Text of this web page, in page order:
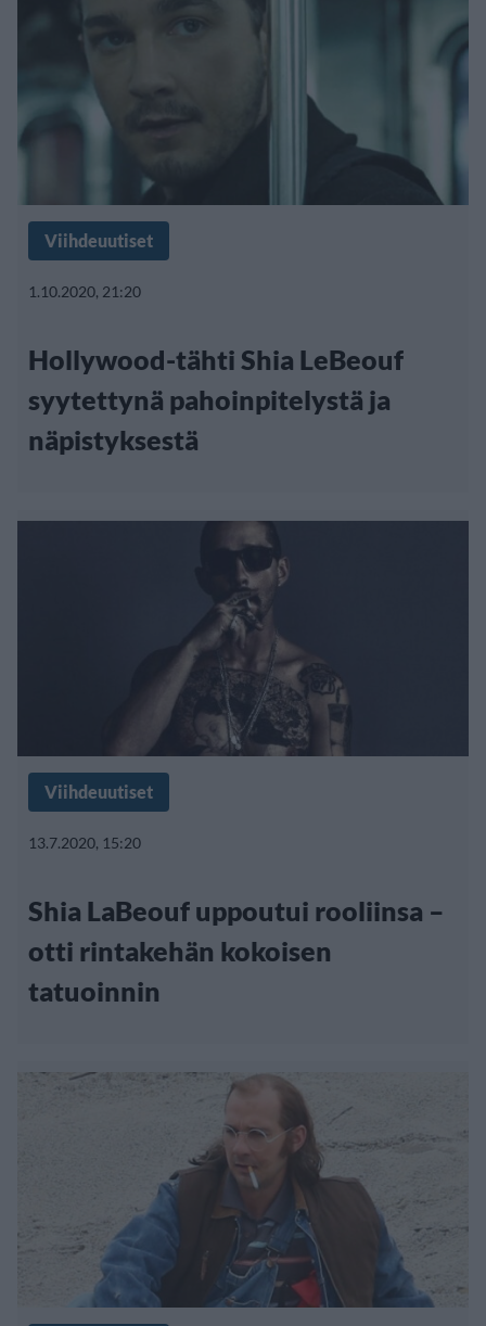
Viihdeuutiset
1.10.2020, 21:20
Hollywood-tähti Shia LeBeouf
syytettynä pahoinpitelystä ja
näpistyksestä
Viihdeuutiset
13.7.2020, 15:20
Shia LaBeouf uppoutui rooliinsa –
otti rintakehän kokoisen
tatuoinnin